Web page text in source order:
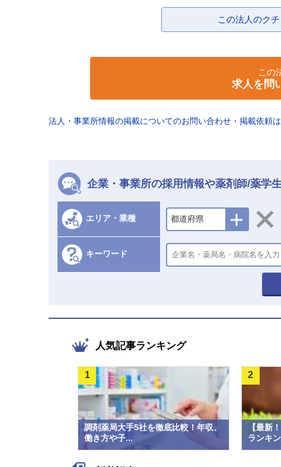
この法人のク
この
求人を問
法人・事業所情報の掲載についてのお問い合わせ・掲載依頼
企業・事業所の採用情報や薬剤師/薬学
エリア・業種 都道府県
キーワード
人気記事ランキング
調剤薬局大手5社を徹底比較！年収、
働き方や子...
1
【最新
ランキ
2